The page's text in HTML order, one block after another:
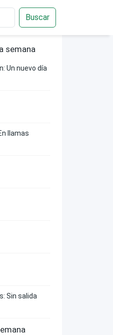
Buscar
semana
Un nuevo día
llamas
Sin salida